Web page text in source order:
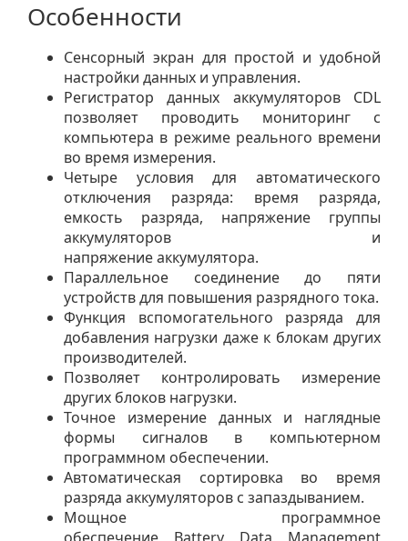
Особенности
Сенсорный экран для простой и удобной
настройки данных и управления.
Регистратор данных аккумуляторов CDL
позволяет проводить мониторинг с
компьютера в режиме реального времени
во время измерения.
Четыре условия для автоматического
отключения разряда: время разряда,
емкость разряда, напряжение группы
аккумуляторов и
напряжение аккумулятора.
Параллельное соединение до пяти
устройств для повышения разрядного тока.
Функция вспомогательного разряда для
добавления нагрузки даже к блокам других
производителей.
Позволяет контролировать измерение
других блоков нагрузки.
Точное измерение данных и наглядные
формы сигналов в компьютерном
программном обеспечении.
Автоматическая сортировка во время
разряда аккумуляторов с запаздыванием.
Мощное программное